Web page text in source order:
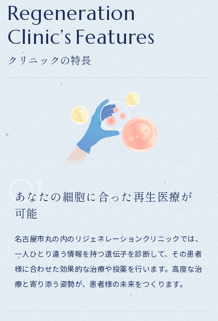
Regeneration
Clinic’s Features
ク リ ニ ッ クの特長
01
あなたの細胞に合った再生医療が
可能
名古屋市丸の内のリジェネレーションクリニックでは、
一人ひとり違う情報を持つ遺伝子を診断して、その患者
様に合わせた効果的な治療や投薬を行います。高度な治
療と寄り添う姿勢が、患者様の未来をつくります。